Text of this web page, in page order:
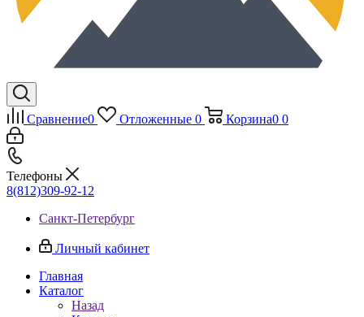
Сравнение0 Отложенные 0 Корзина0 0
Телефоны
8(812)309-92-12
Санкт-Петербург
Личный кабинет
Главная
Каталог
Назад